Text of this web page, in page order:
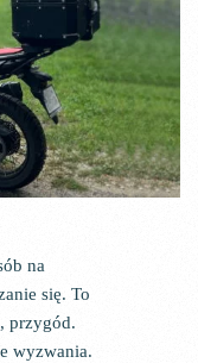
na
się. To
przygód.
wyzwania.